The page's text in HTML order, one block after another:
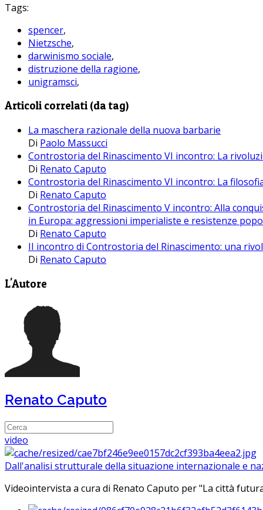
Tags:
spencer,
Nietzsche,
darwinismo sociale,
distruzione della ragione,
unigramsci,
Articoli correlati (da tag)
La maschera razionale della nuova barbarie
Di Paolo Massucci
Controstoria del Rinascimento VI incontro: La
Di Renato Caputo
Controstoria del Rinascimento VI incontro: La
Di Renato Caputo
Controstoria del Rinascimento V incontro: Alla
in Europa: aggressioni imperialiste e resistenze
Di Renato Caputo
II incontro di Controstoria del Rinascimento: una
Di Renato Caputo
L'Autore
Renato Caputo
video
Dall'analisi strutturale della situazione internazionale e
Videointervista a cura di Renato Caputo per "La città